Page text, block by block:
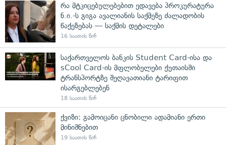
რა მტკიცებულებებით ედავება პროკურატურა
ნ.ი.-ს გიგა ავალიანის საქმეზე ძალადობის
წაქეზებას — საქმის დეტალები
16 საათის წინ
საქართველოს ბანკის Student Card-ისა და
sCool Card-ის მფლობელები ქუთაისში
ტრანსპორტზე შეღავათიანი ტარიფით
ისარგებლებენ
18 საათის წინ
ქვიზი: გამოიცანი ცნობილი ადამიანი ერთი
მინიშნებით
19 საათის წინ